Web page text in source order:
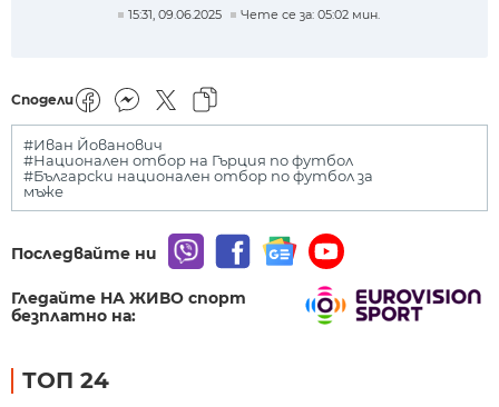
15:31, 09.06.2025 Чете се за: 05:02 мин.
Сподели
#Иван Йованович
#Национален отбор на Гърция по футбол
#Български национален отбор по футбол за
мъже
Последвайте ни
Гледайте НА ЖИВО спорт
безплатно на:
ТОП 24